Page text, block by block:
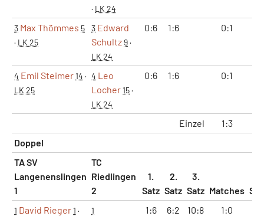
· LK 24
3 Max Thömmes 5
· LK 25
3 Edward
Schultz9·
LK 24
0:6 1:6 0:1
4 Emil Steimer14 ·
LK 25
4 Leo
Locher15·
LK 24
0:6 1:6 0:1
Einzel 1:3
Doppel
TA SV
Langenenslingen
1
TC
Riedlingen
2
1.
Satz
2.
Satz
3.
Satz Matches
1 David Rieger1 ·
1 1:6 6:2 10:8 1:0